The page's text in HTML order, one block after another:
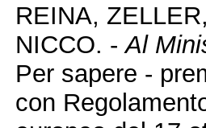
REINA,
NICCO. -Al
Per sapere -
con